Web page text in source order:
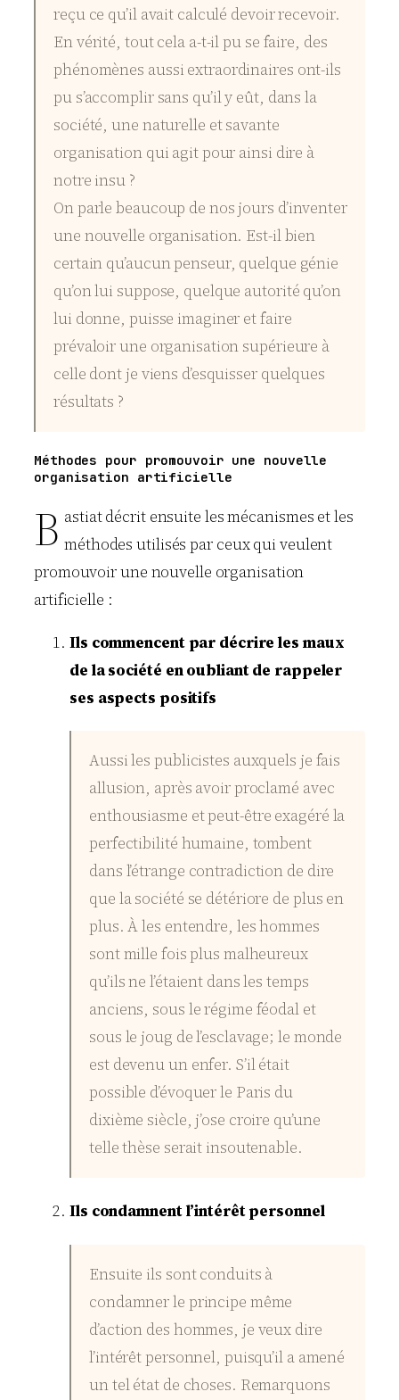
reçu ce qu’il avait calculé devoir recevoir.
En vérité, tout cela a-t-il pu se faire, des
phénomènes aussi extraordinaires ont-ils
pu s’accomplir sans qu’il y eût, dans la
société, une naturelle et savante
organisation qui agit pour ainsi dire à
notre insu ?
On parle beaucoup de nos jours d’inventer
une nouvelle organisation. Est-il bien
certain qu’aucun penseur, quelque génie
qu’on lui suppose, quelque autorité qu’on
lui donne, puisse imaginer et faire
prévaloir une organisation supérieure à
celle dont je viens d’esquisser quelques
résultats ?
Méthodes pour promouvoir une nouvelle
organisation artificielle
B astiat décrit ensuite les mécanismes et les
méthodes utilisés par ceux qui veulent
promouvoir une nouvelle organisation
artificielle :
Ils commencent par décrire les maux
de la société en oubliant de rappeler
ses aspects positifs
Aussi les publicistes auxquels je fais
allusion, après avoir proclamé avec
enthousiasme et peut-être exagéré la
perfectibilité humaine, tombent
dans l’étrange contradiction de dire
que la société se détériore de plus en
plus. À les entendre, les hommes
sont mille fois plus malheureux
qu’ils ne l’étaient dans les temps
anciens, sous le régime féodal et
sous le joug de l’esclavage; le monde
est devenu un enfer. S’il était
possible d’évoquer le Paris du
dixième siècle, j’ose croire qu’une
telle thèse serait insoutenable.
Ils condamnent l’intérêt personnel
Ensuite ils sont conduits à
condamner le principe même
d’action des hommes, je veux dire
l’intérêt personnel, puisqu’il a amené
un tel état de choses. Remarquons